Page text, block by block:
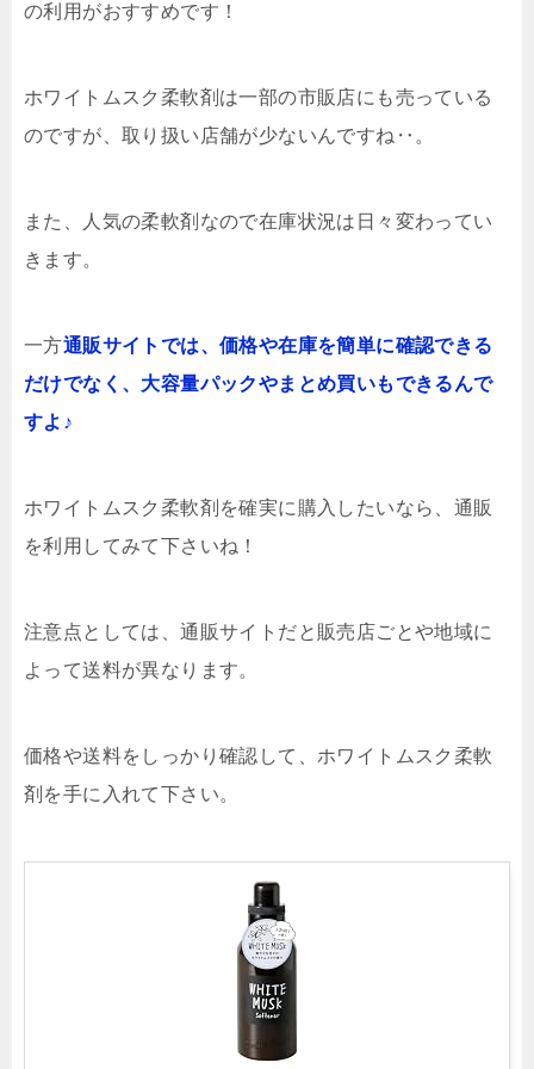
の利用がおすすめです！
ホワイトムスク柔軟剤は一部の市販店にも売っている
のですが、取り扱い店舗が少ないんですね‥。
また、人気の柔軟剤なので在庫状況は日々変わってい
きます。
一方通販サイトでは、価格や在庫を簡単に確認できる
だけでなく、大容量パックやまとめ買いもできるんで
すよ♪
ホワイトムスク柔軟剤を確実に購入したいなら、通販
を利用してみて下さいね！
注意点としては、通販サイトだと販売店ごとや地域に
よって送料が異なります。
価格や送料をしっかり確認して、ホワイトムスク柔軟
剤を手に入れて下さい。